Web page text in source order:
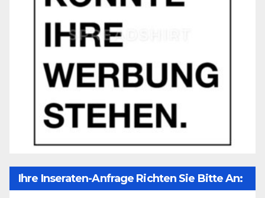
Ihre Inseraten-Anfrage Richten Sie Bitte An: